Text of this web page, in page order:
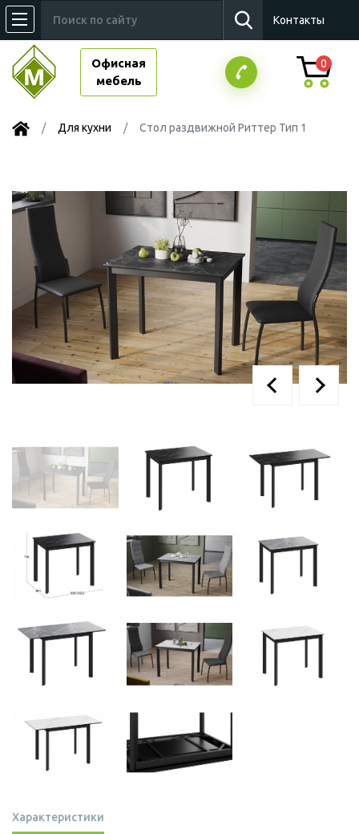
Контакты
Офисная
мебель
0
Для кухни Стол раздвижной Риттер Тип 1
Характеристики